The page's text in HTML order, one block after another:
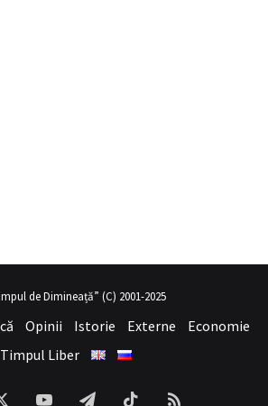
seksi kadının üvey annesi gibi
de Dimineață” (C) 2001-2025
Opinii Istorie Externe
Economie
Timpul Liber
YouTubeTelegramTikTokRSS